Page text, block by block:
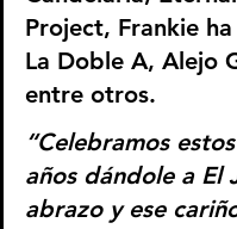
Project, Frankie
La Doble A, Alejo
entre otros.
“Celebramos
años dándole a El
abrazo y ese